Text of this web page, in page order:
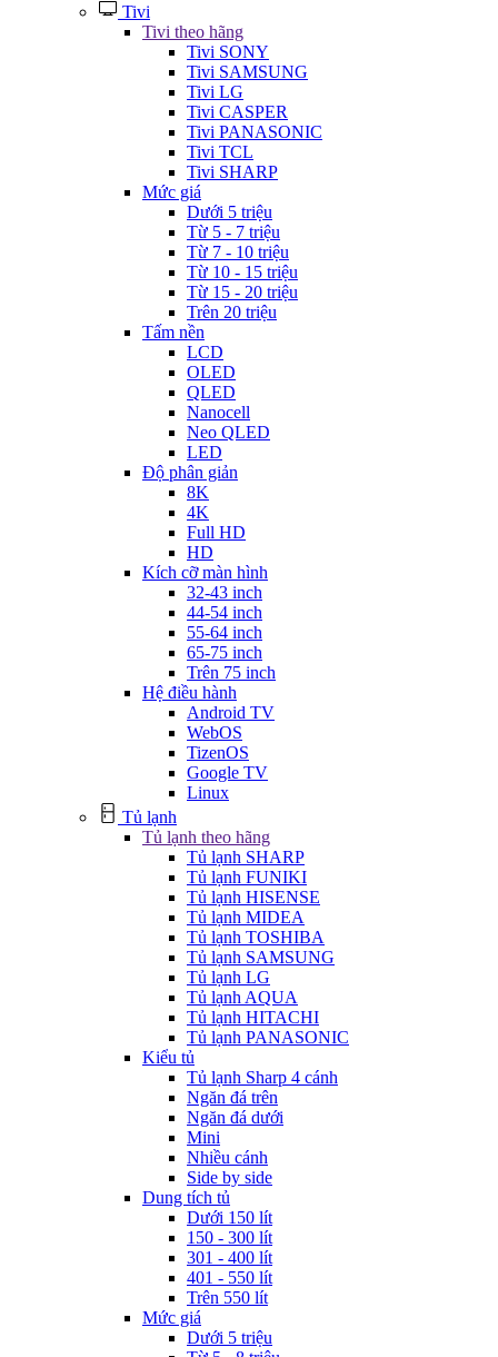
Tivi
Tivi theo hãng
Tivi SONY
Tivi SAMSUNG
Tivi LG
Tivi CASPER
Tivi PANASONIC
Tivi TCL
Tivi SHARP
Mức giá
Dưới 5 triệu
Từ 5 - 7 triệu
Từ 7 - 10 triệu
Từ 10 - 15 triệu
Từ 15 - 20 triệu
Trên 20 triệu
Tấm nền
LCD
OLED
QLED
Nanocell
Neo QLED
LED
Độ phân giản
8K
4K
Full HD
HD
Kích cỡ màn hình
32-43 inch
44-54 inch
55-64 inch
65-75 inch
Trên 75 inch
Hệ điều hành
Android TV
WebOS
TizenOS
Google TV
Linux
Tủ lạnh
Tủ lạnh theo hãng
Tủ lạnh SHARP
Tủ lạnh FUNIKI
Tủ lạnh HISENSE
Tủ lạnh MIDEA
Tủ lạnh TOSHIBA
Tủ lạnh SAMSUNG
Tủ lạnh LG
Tủ lạnh AQUA
Tủ lạnh HITACHI
Tủ lạnh PANASONIC
Kiểu tủ
Tủ lạnh Sharp 4 cánh
Ngăn đá trên
Ngăn đá dưới
Mini
Nhiều cánh
Side by side
Dung tích tủ
Dưới 150 lít
150 - 300 lít
301 - 400 lít
401 - 550 lít
Trên 550 lít
Mức giá
Dưới 5 triệu